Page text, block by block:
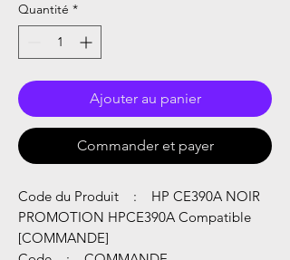
Quantité *
Ajouter au panier
Commander et payer
Code du Produit : HP CE390A NOIR
PROMOTION HPCE390A Compatible
[COMMANDE]